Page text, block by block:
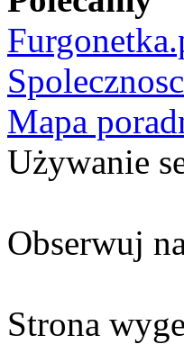
Mapa
Używanie
Obserwuj
Strona